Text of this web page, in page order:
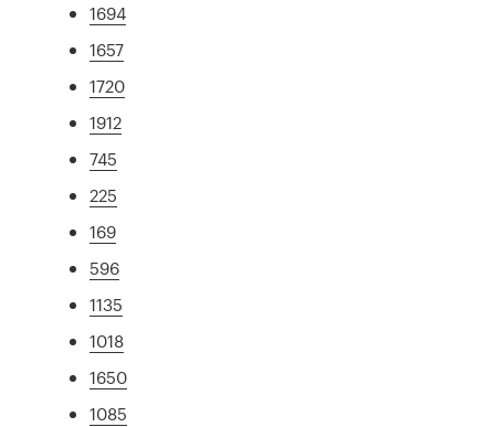
1694
1657
1720
1912
745
225
169
596
1135
1018
1650
1085